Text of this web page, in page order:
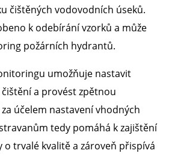
čištěných vodovodních úseků.
k odebírání vzorků a může
požárních hydrantů.
umožňuje nastavit
a provést zpětnou
účelem nastavení vhodných
tedy pomáhá k zajištění
o trvalé kvalitě a zároveň přispívá